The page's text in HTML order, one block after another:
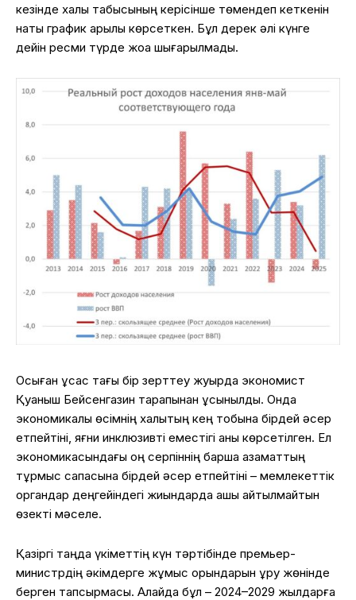
кезінде халық табысының керісінше төмендеп кеткенін
нақты график арқылы көрсеткен. Бұл дерек әлі күнге
дейін ресми түрде жоққа шығарылмады.
Осыған ұқсас тағы бір зерттеу жуырда экономист
Қуаныш Бейсенгазин тарапынан ұсынылды. Онда
экономикалық өсімнің халықтың кең тобына бірдей әсер
етпейтіні, яғни инклюзивті еместігі анық көрсетілген. Ел
экономикасындағы оң серпіннің барша азаматтың
тұрмыс сапасына бірдей әсер етпейтіні – мемлекеттік
органдар деңгейіндегі жиындарда ашық айтылмайтын
өзекті мәселе.
Қазіргі таңда үкіметтің күн тәртібінде премьер-
министрдің әкімдерге жұмыс орындарын құру жөнінде
берген тапсырмасы. Алайда бұл – 2024–2029 жылдарға